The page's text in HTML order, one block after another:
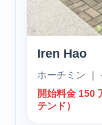
Iren Hao
ホーチミン ｜
開始料金 150
テンド）